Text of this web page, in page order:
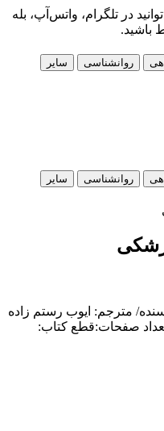
در تلگرام، واتس‌آپ، بله
روانشناسی سایر
روانشناسی سایر
مترجم: ایوب رستم زاده
صفحات:قطع کتاب: